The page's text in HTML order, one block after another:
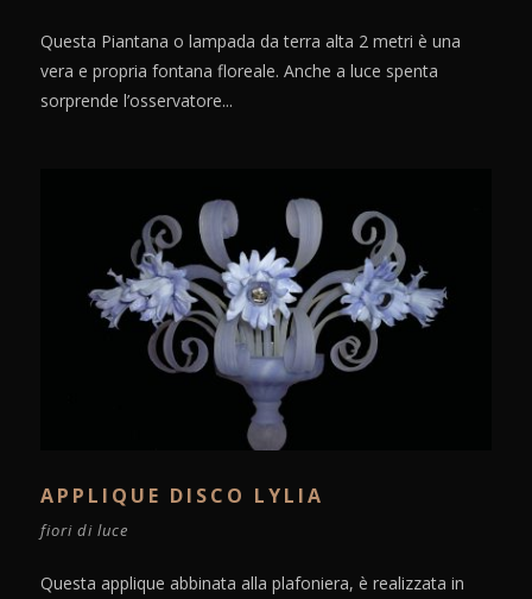
Questa Piantana o lampada da terra alta 2 metri è una
vera e propria fontana floreale. Anche a luce spenta
sorprende l’osservatore...
APPLIQUE DISCO LYLIA
fiori di luce
Questa applique abbinata alla plafoniera, è realizzata in